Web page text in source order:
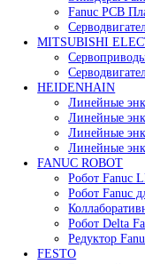
элемент / 0₽
Меню
элемент 0₽
Просмотр категорий
FANUC
Энкодеры
Fanuc
MITSUBISHI